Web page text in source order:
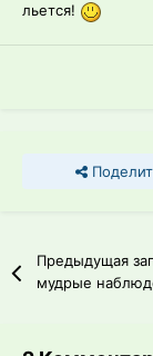
льется!
Предыдущая
мудрые